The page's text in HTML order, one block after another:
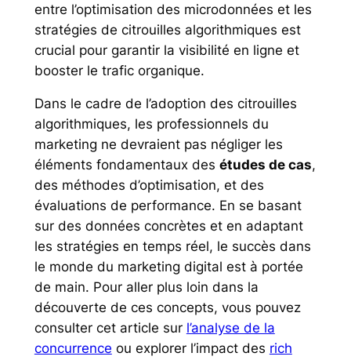
entre l’optimisation des microdonnées et les
stratégies de citrouilles algorithmiques est
crucial pour garantir la visibilité en ligne et
booster le trafic organique.
Dans le cadre de l’adoption des citrouilles
algorithmiques, les professionnels du
marketing ne devraient pas négliger les
éléments fondamentaux des études de cas,
des méthodes d’optimisation, et des
évaluations de performance. En se basant
sur des données concrètes et en adaptant
les stratégies en temps réel, le succès dans
le monde du marketing digital est à portée
de main. Pour aller plus loin dans la
découverte de ces concepts, vous pouvez
consulter cet article sur l’analyse de la
concurrence ou explorer l’impact des rich